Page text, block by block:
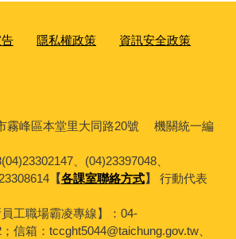
隱私權政策 資訊安全政策
霧峰區本堂里大同路20號 機關統一編
、(04)23397048、
【各課室聯絡方式】
行動代表
員工職場霸凌專線】：04-
信箱：tccght5044@taichung.gov.tw、